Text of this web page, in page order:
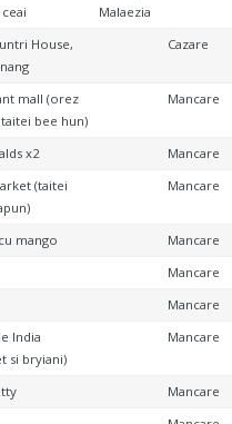
Malaezia
House,
Cazare
mall (orez
bee hun)
Mancare
x2
Mancare
(taitei
Mancare
mango
Mancare
Mancare
Mancare
India
si bryiani)
Mancare
Mancare